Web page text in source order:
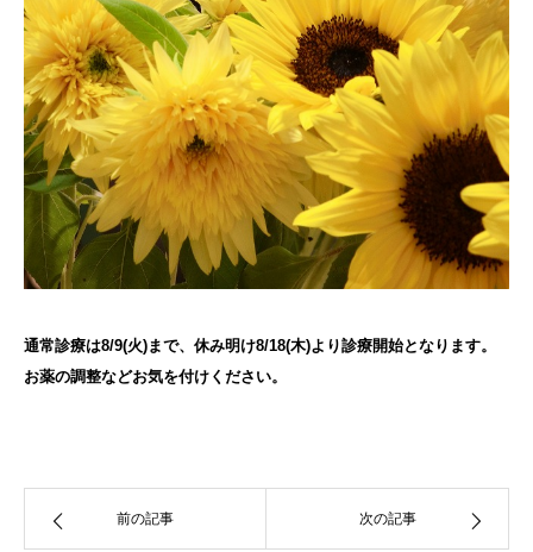
通常診療は8/9(火)まで、休み明け8/18(木)より診療開始となります。
お薬の調整などお気を付けください。
前の記事 次の記事
お知らせ
院長ブログ
求人情報